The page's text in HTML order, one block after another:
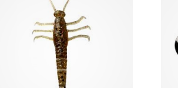
Ett exklusivt medlemskap med
Bättre priser, fri frakt på alla ordrar,
och mycket mer. Spara